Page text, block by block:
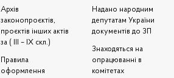
Архів
законопроєктів,
проєктів інших актів
за ( III – IX скл.)
Правила
оформлення
Надано народним
депутатам України
документів до ЗП
Знаходяться на
опрацюванні в
комітетах